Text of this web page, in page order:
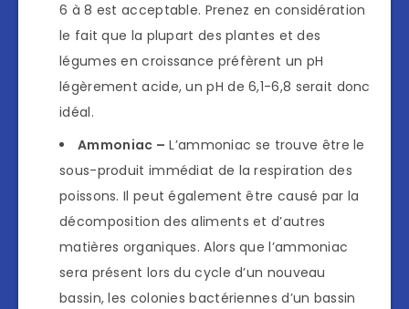
6 à 8 est acceptable. Prenez en considération
le fait que la plupart des plantes et des
légumes en croissance préfèrent un pH
légèrement acide, un pH de 6,1-6,8 serait donc
idéal.
Ammoniac – L’ammoniac se trouve être le
sous-produit immédiat de la respiration des
poissons. Il peut également être causé par la
décomposition des aliments et d’autres
matières organiques. Alors que l’ammoniac
sera présent lors du cycle d’un nouveau
bassin, les colonies bactériennes d’un bassin